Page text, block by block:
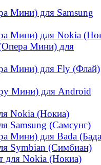
Мини) для Samsung
Мини) для Nokia
Мини) для
Мини) для Fly (Флай)
Мини) для Android
Nokia (Нокиа)
Samsung (Самсунг)
Мини) для Bada
Symbian (Симбиан)
для Nokia (Нокиа)